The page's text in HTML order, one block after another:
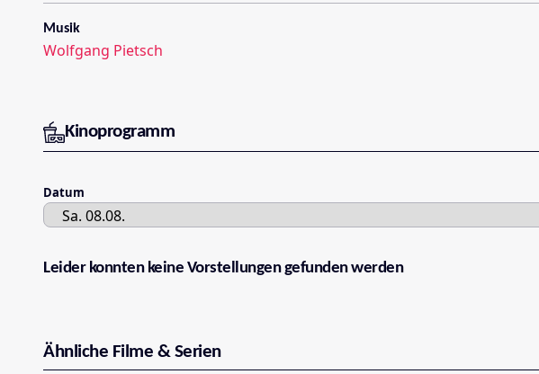
Musik
Wolfgang Pietsch
Kinoprogramm
Datum
Leider konnten keine Vorstellungen gefunden werden
Ähnliche Filme & Serien